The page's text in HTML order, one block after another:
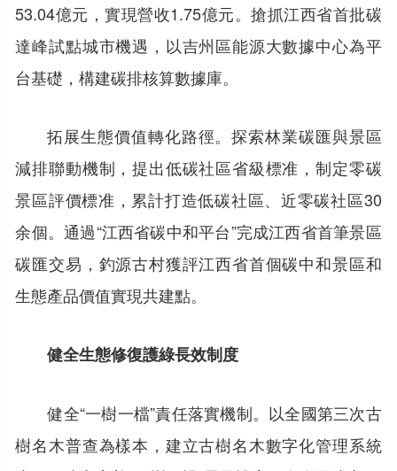
53.04億元，實現營收1.75億元。搶抓江西省首批碳
達峰試點城市機遇，以吉州區能源大數據中心為平
台基礎，構建碳排核算數據庫。
拓展生態價值轉化路徑。探索林業碳匯與景區
減排聯動機制，提出低碳社區省級標准，制定零碳
景區評價標准，累計打造低碳社區、近零碳社區30
余個。通過“江西省碳中和平台”完成江西省首筆景區
碳匯交易，釣源古村獲評江西省首個碳中和景區和
生態產品價值實現共建點。
健全生態修復護綠長效制度
健全“一樹一檔”責任落實機制。以全國第三次古
樹名木普查為樣本，建立古樹名木數字化管理系統